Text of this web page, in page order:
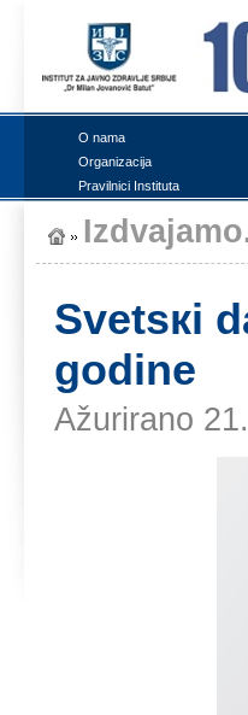
О nаmа
Оrgаnizаciја
Prаvilnici Institutа
Svеtsкi
gоdinе
Ažurirano